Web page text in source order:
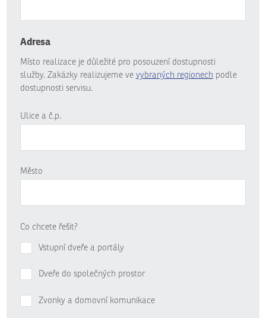
Adresa
Místo realizace je důležité pro posouzení dostupnosti
služby. Zakázky realizujeme ve vybraných regionech podle
dostupnosti servisu.
Ulice a č.p.
Město
Co chcete řešit?
Vstupní dveře a portály
Dveře do společných prostor
Zvonky a domovní komunikace